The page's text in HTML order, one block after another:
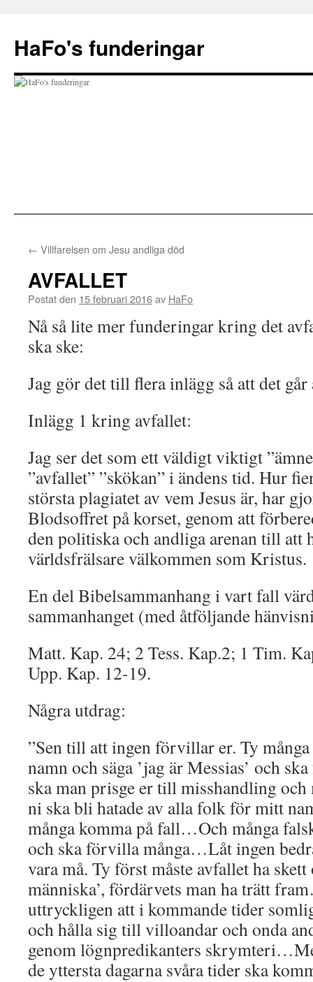
innehåll
HaFo's funderingar
← Villfarelsen om Jesu andliga död
AVFALLET
Postat den 15 februari 2016av HaFo
Nå så lite mer funderingar kring det
ska ske:
Jag gör det till flera inlägg så att det
Inlägg 1 kring avfallet:
Jag ser det som ett väldigt viktigt
”avfallet” ”skökan” i ändens tid. Hur
största plagiatet av vem Jesus är, har
Blodsoffret på korset, genom att
den politiska och andliga arenan till att
världsfrälsare välkommen som Kristus.
En del Bibelsammanhang i vart fall
sammanhanget (med åtföljande
Matt. Kap. 24; 2 Tess. Kap.2; 1 Tim.
Upp. Kap. 12-19.
Några utdrag:
”Sen till att ingen förvillar er. Ty
namn och säga ’jag är Messias’ och
ska man prisge er till misshandling och
ni ska bli hatade av alla folk för mitt
många komma på fall…Och många
och ska förvilla många…Låt ingen
vara må. Ty först måste avfallet ha skett
människa’, fördärvets man ha trätt
uttryckligen att i kommande tider
och hålla sig till villoandar och onda
genom lögnpredikanters
de yttersta dagarna svåra tider ska